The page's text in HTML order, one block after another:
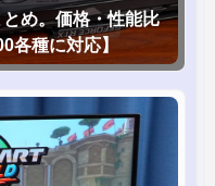
め。価格・性能比
各種に対応】